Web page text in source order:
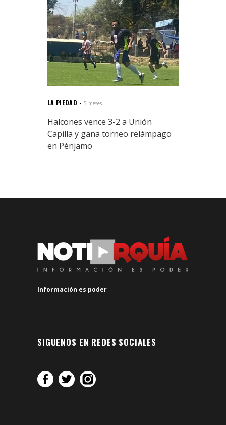
LA PIEDAD 5 meses.
Halcones vence 3-2 a Unión
Capilla y gana torneo relámpago
en Pénjamo
Información es poder
SIGUENOS EN REDES SOCIALES